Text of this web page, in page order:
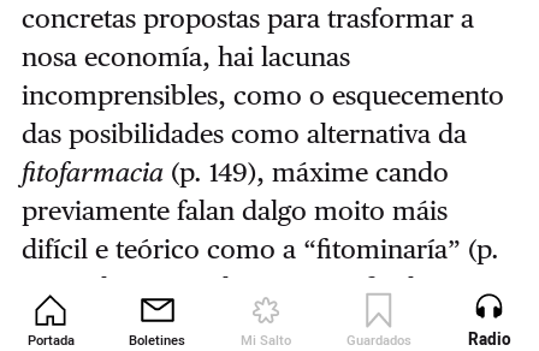
Portada Boletines Mi Salto Guardados Revista
concretas propostas para trasformar a
nosa economía, hai lacunas
incomprensibles, como o esquecemento
das posibilidades como alternativa da
fitofarmacia(p. 149), máxime cando
previamente falan dalgo moito máis
difícil e teórico como a “fitominaría” (p.
125). Algún tipo de esquema final que
resumise as medidas propostas por
Radio